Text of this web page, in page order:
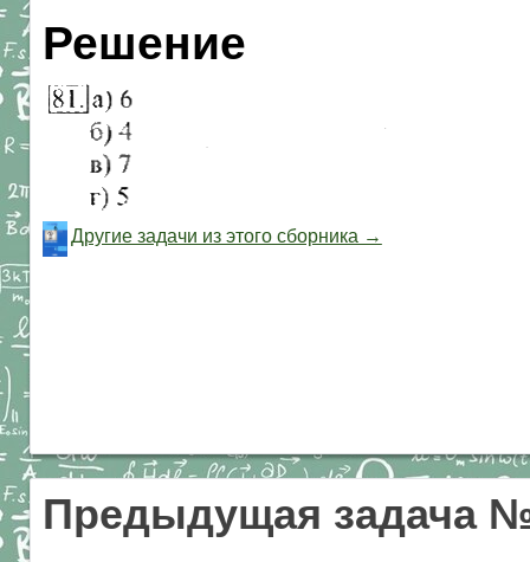
Решение
Другие задачи из этого сборника →
Предыдущая задача